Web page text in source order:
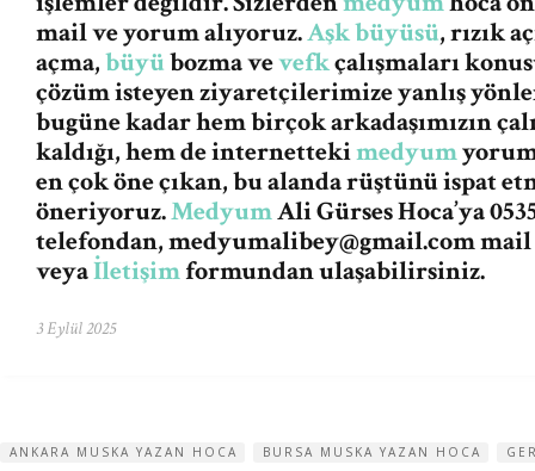
mail ve yorum alıyoruz.Aşk büyüsü, rızık
açma,büyübozma vevefkçalışmaları
çözüm isteyen ziyaretçilerimize yanlış
bugüne kadar hem birçok arkadaşımızın
kaldığı, hem de internettekimedyum
en çok öne çıkan, bu alanda rüştünü ispat
öneriyoruz.MedyumAli Gürses Hoca’ya
telefondan,medyumalibey@gmail.commail
veyaİletişimformundan ulaşabilirsiniz.
3 Eylül 2025
ANKARA MUSKA YAZAN HOCA BURSA MUSKA YAZAN HOCA